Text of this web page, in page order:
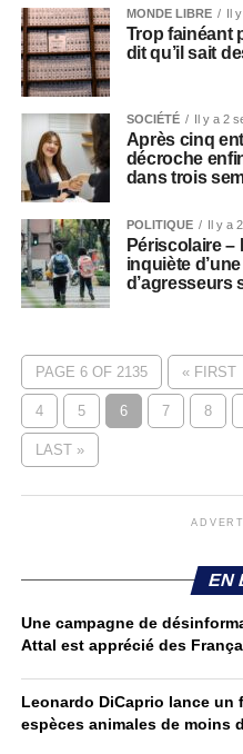
MONDE LIBRE Il
Trop fainéant
dit qu’il sait
SOCIÉTÉ Il y a 2
Après cinq
décroche
dans trois
POLITIQUE Il y a
Périscolaire –
inquiète
d’agresseurs
PAGE 6 OF 2135 « FIRST
4 5 6 7 8
LAST »
EN
Une campagne de
Attal est apprécié des
Leonardo DiCaprio lance un
espèces animales de moins